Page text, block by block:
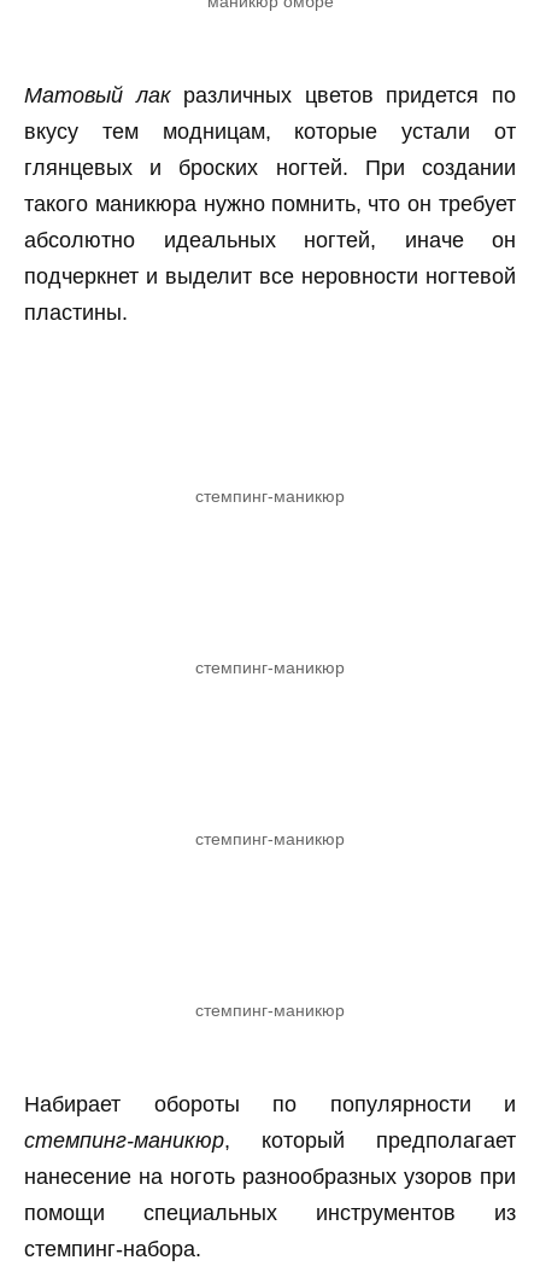
Матовый лакразличных цветов придется по
вкусу тем модницам, которые устали от
глянцевых и броских ногтей. При создании
такого маникюра нужно помнить, что он требует
абсолютно идеальных ногтей, иначе он
подчеркнет и выделит все неровности ногтевой
пластины.
стемпинг-маникюр
стемпинг-маникюр
стемпинг-маникюр
стемпинг-маникюр
Набирает обороты по популярности и
стемпинг-маникюр, который предполагает
нанесение на ноготь разнообразных узоров при
помощи специальных инструментов из
стемпинг-набора.